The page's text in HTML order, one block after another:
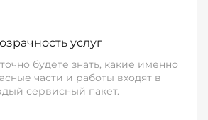
услуг
будете знать, какие именно
части и работы входят в
сервисный пакет.